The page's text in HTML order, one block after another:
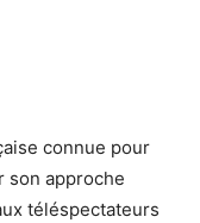
connue pour
son approche
téléspectateurs